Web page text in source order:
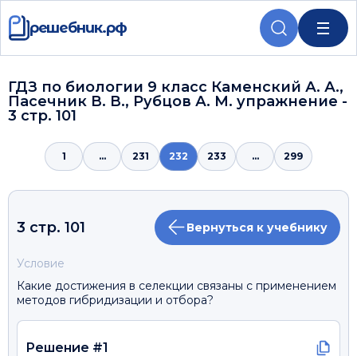
решебник.рф
ГДЗ по биологии 9 класс Каменский А. А.,
Пасечник В. В., Рубцов А. М. упражнение -
3 стр. 101
1 ... 231 232 233 ... 299
3 стр. 101 Вернуться к учебнику
Условие
Какие достижения в селекции связаны с применением
методов гибридизации и отбора?
Решение #1